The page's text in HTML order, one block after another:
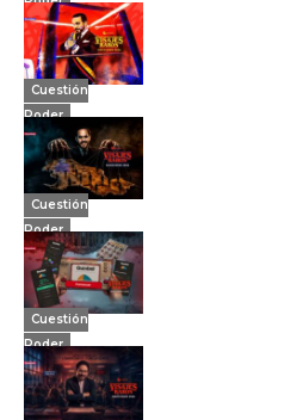
Cuestión
Poder
Cuestión
Poder
Cuestión
Poder